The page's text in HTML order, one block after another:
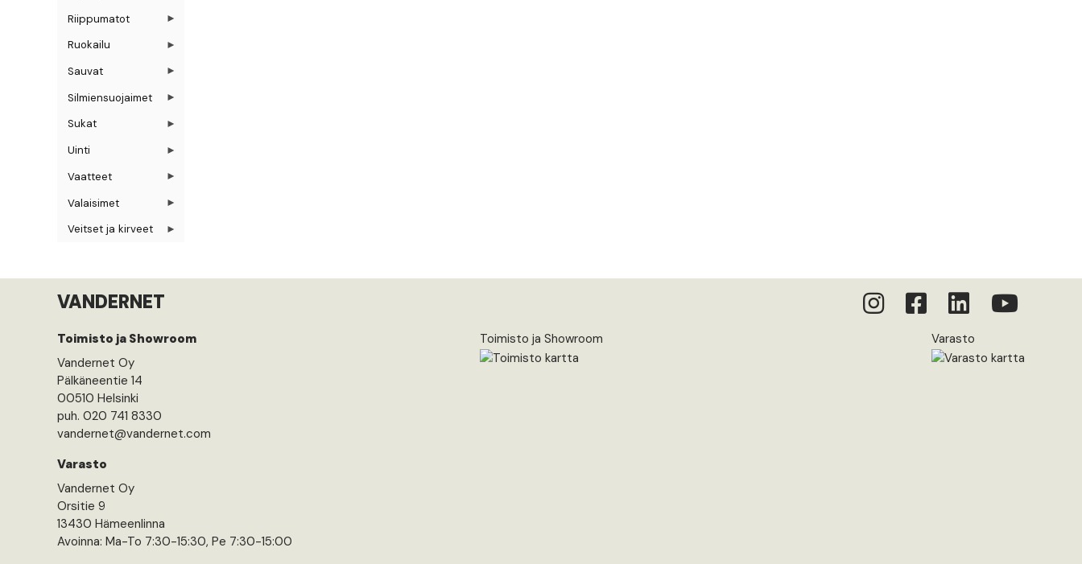
Riippumatot
Ruokailu
Sauvat
Silmiensuojaimet
Sukat
Uinti
Vaatteet
Valaisimet
Veitset ja kirveet
VANDERNET
Toimisto ja Showroom
Vandernet Oy
Pälkäneentie 14
00510 Helsinki
puh. 020 741 8330
vandernet@vandernet.com
Varasto
Vandernet Oy
Orsitie 9
13430 Hämeenlinna
Avoinna: Ma-To 7:30-15:30, Pe 7:30-15:00
Toimisto ja Showroom Varasto